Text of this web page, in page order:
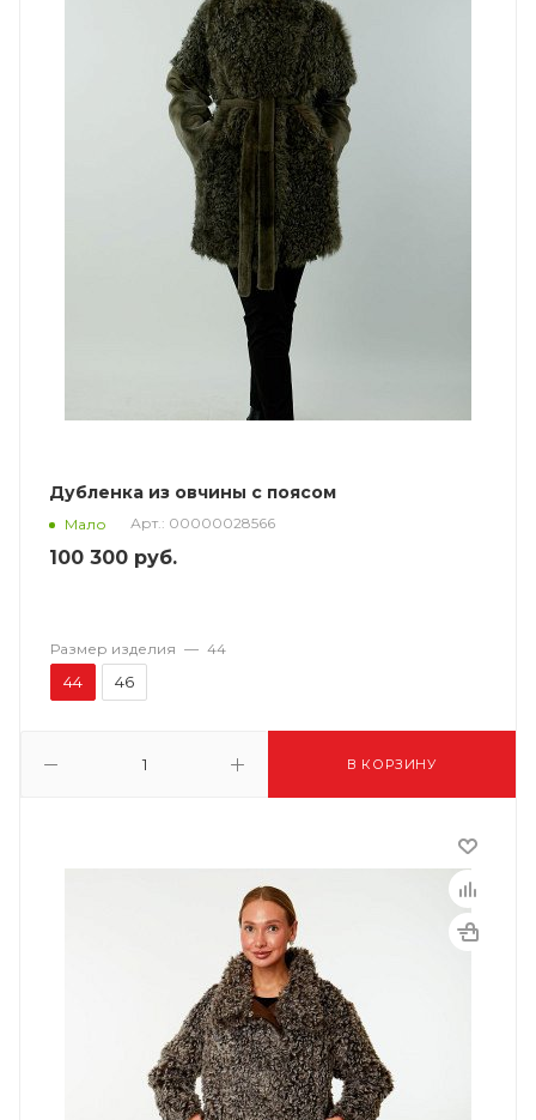
Дубленка из овчины с поясом
Мало Арт.: 00000028566
100 300 руб.
В КОРЗИНУ
Размер изделия — 44
44 46